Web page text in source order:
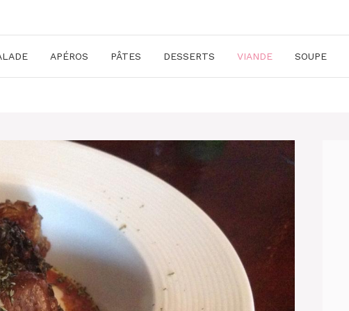
APÉROS PÂTES DESSERTS VIANDE SOUPE